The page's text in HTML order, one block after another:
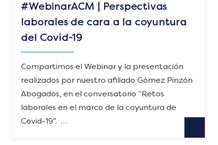
#WebinarACM | Perspectivas
laborales de cara a la coyuntura
del Covid-19
Compartimos el Webinar y la presentación
realizados por nuestro afiliado Gómez Pinzón
Abogados, en el conversatorio “Retos
laborales en el marco de la coyuntura de
Covid-19”. …